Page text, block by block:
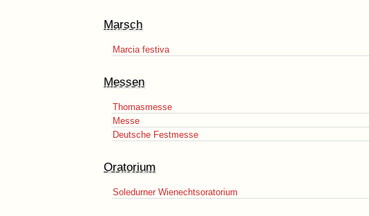
Marsch
Marcia festiva
Messen
Thomasmesse
Messe
Deutsche Festmesse
Oratorium
Soledurner Wienechtsoratorium